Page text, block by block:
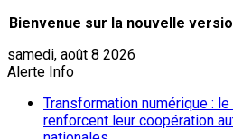
Bienvenue sur la nouvelle
samedi, août 8 2026
Alerte Info
Transformation numérique : le
renforcent leur coopération